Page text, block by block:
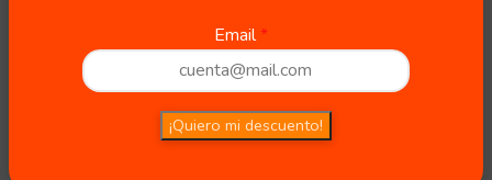
Email
¡Quiero mi descuento!
Eukanuba Control de Peso Razas
Pequeñas 3 kg